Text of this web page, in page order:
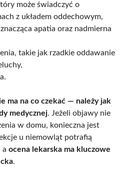
może świadczyć o
z układem oddechowym,
apatia oraz nadmierna
takie jak rzadkie oddawanie
ma na co czekać — należy jak
medycznej. Jeżeli objawy nie
w domu, konieczna jest
u niemowląt potrafią
a ocena lekarska ma kluczowe
.